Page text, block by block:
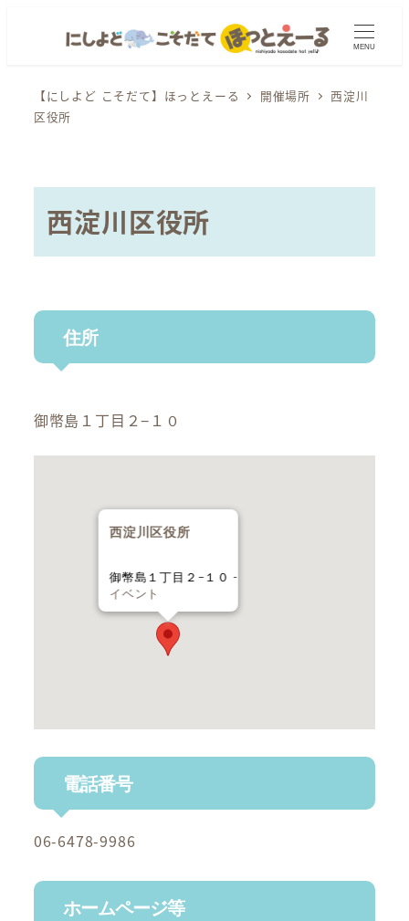
MENU
【にしよど こそだて】ほっとえーる 開催場所
西淀川
区役所
西淀川区役所
住所
御幣島１丁目２−１０
西淀川区役所
御幣島１丁目２−１０ -
イベント
電話番号
06-6478-9986
ホームページ等